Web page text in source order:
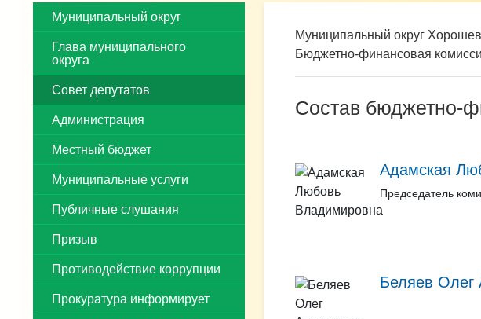
Муниципальный округ
Глава муниципального
округа
Совет депутатов
Администрация
Местный бюджет
Муниципальные услуги
Публичные слушания
Призыв
Противодействие коррупции
Прокуратура информирует
Муниципальный округ
Бюджетно-финансовая
Состав бюджетно-
Адамская
Председатель
Беляев Олег